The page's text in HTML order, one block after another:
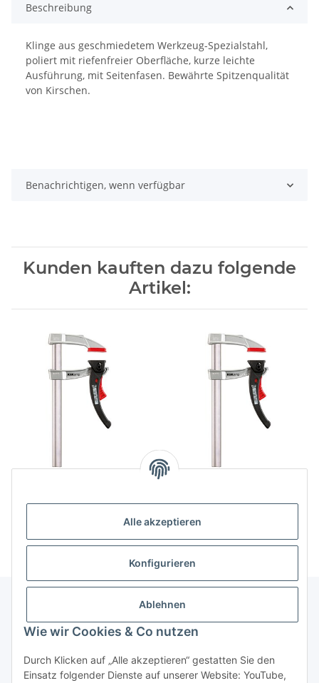
Alle akzeptieren
Konfigurieren
Ablehnen
Wie wir Cookies & Co nutzen
Durch Klicken auf „Alle akzeptieren“ gestatten Sie den
Einsatz folgender Dienste auf unserer Website: YouTube,
Beschreibung
Klinge aus geschmiedetem Werkzeug-Spezialstahl,
poliert mit riefenfreier Oberfläche, kurze leichte
Ausführung, mit Seitenfasen. Bewährte Spitzenqualität
von Kirschen.
Benachrichtigen, wenn verfügbar
Kunden kauften dazu folgende
Artikel:
Informationen
Gesetzliche Informationen